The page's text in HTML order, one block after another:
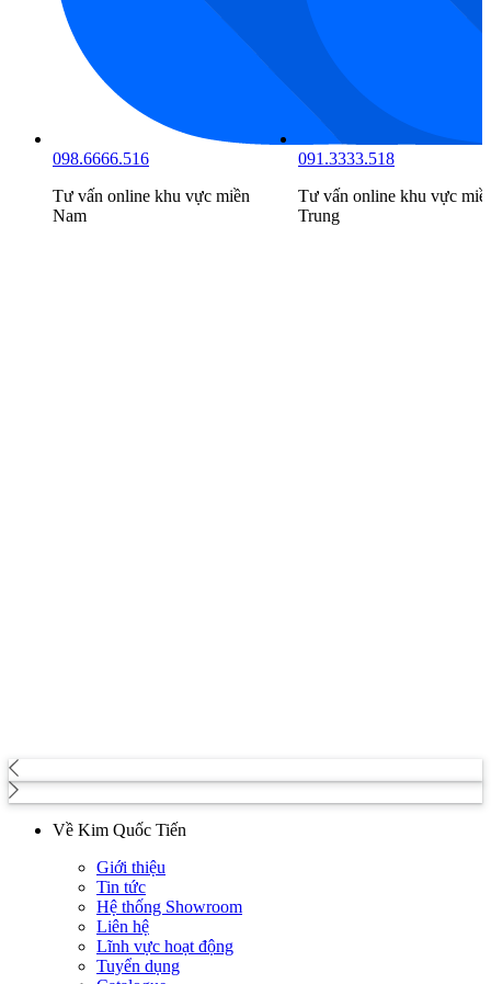
098.6666.516
Tư vấn online khu vực miền
Nam
091.3333.518
Tư vấn online khu vực
Trung
Về Kim Quốc Tiến
Giới thiệu
Tin tức
Hệ thống Showroom
Liên hệ
Lĩnh vực hoạt động
Tuyển dụng